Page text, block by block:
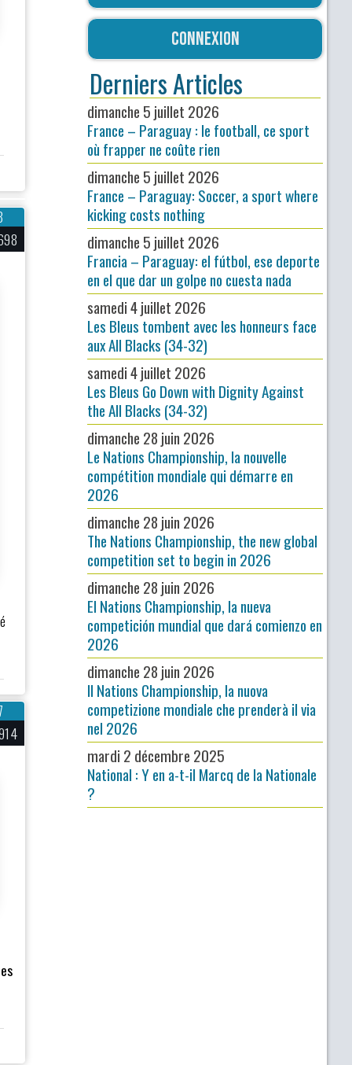
Connexion
Derniers Articles
dimanche 5 juillet 2026
France – Paraguay : le football, ce sport
où frapper ne coûte rien
dimanche 5 juillet 2026
France – Paraguay: Soccer, a sport where
kicking costs nothing
dimanche 5 juillet 2026
Francia – Paraguay: el fútbol, ese deporte
en el que dar un golpe no cuesta nada
samedi 4 juillet 2026
Les Bleus tombent avec les honneurs face
aux All Blacks (34-32)
samedi 4 juillet 2026
Les Bleus Go Down with Dignity Against
the All Blacks (34-32)
dimanche 28 juin 2026
Le Nations Championship, la nouvelle
compétition mondiale qui démarre en
2026
dimanche 28 juin 2026
The Nations Championship, the new global
competition set to begin in 2026
dimanche 28 juin 2026
El Nations Championship, la nueva
competición mundial que dará comienzo en
2026
dimanche 28 juin 2026
Il Nations Championship, la nuova
competizione mondiale che prenderà il via
nel 2026
mardi 2 décembre 2025
National : Y en a-t-il Marcq de la Nationale
?